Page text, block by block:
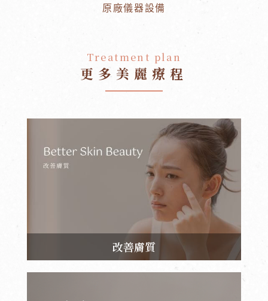
原廠儀器設備
Treatment plan
更多美麗療程
改善膚質